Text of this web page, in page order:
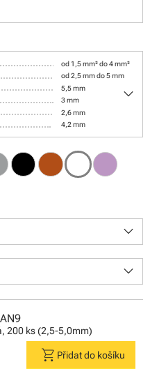
od 1,5 mm² do 4 mm²
od 2,5 mm do 5 mm
5,5 mm
3 mm
2,6 mm
4,2 mm
keyboard_arrow_down
keyboard_arrow_down
keyboard_arrow_down
200 ks (2,5-5,0mm)
shopping_cart Přidat do košíku